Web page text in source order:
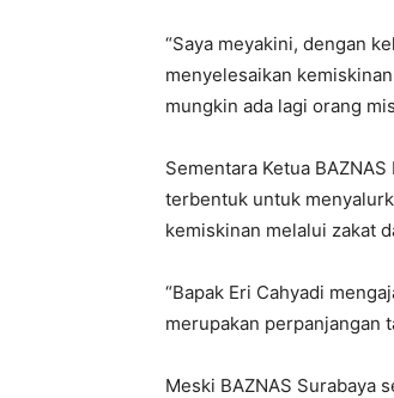
“Saya meyakini, dengan
menyelesaikan
mungkin ada lagi orang
Sementara Ketua
terbentuk untuk
kemiskinan melalui zakat
“Bapak Eri Cahyadi
merupakan perpanjangan
Meski BAZNAS Surabaya